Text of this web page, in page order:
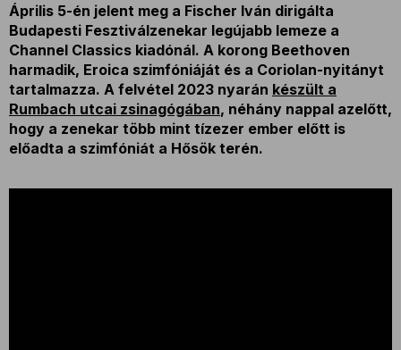
Április 5-én jelent meg a Fischer Iván dirigálta
Budapesti Fesztiválzenekar legújabb lemeze a
Channel Classics kiadónál. A korong Beethoven
harmadik, Eroica szimfóniáját és a Coriolan-nyitányt
tartalmazza. A felvétel 2023 nyarán készült a
Rumbach utcai zsinagógában, néhány nappal azelőtt,
hogy a zenekar több mint tízezer ember előtt is
előadta a szimfóniát a Hősök terén.